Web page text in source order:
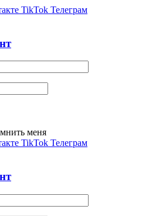
TikTok Телеграм
меня
TikTok Телеграм